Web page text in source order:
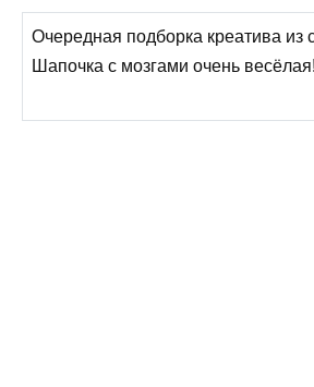
Очередная подборка креатива из
Шапочка с мозгами очень весёлая!